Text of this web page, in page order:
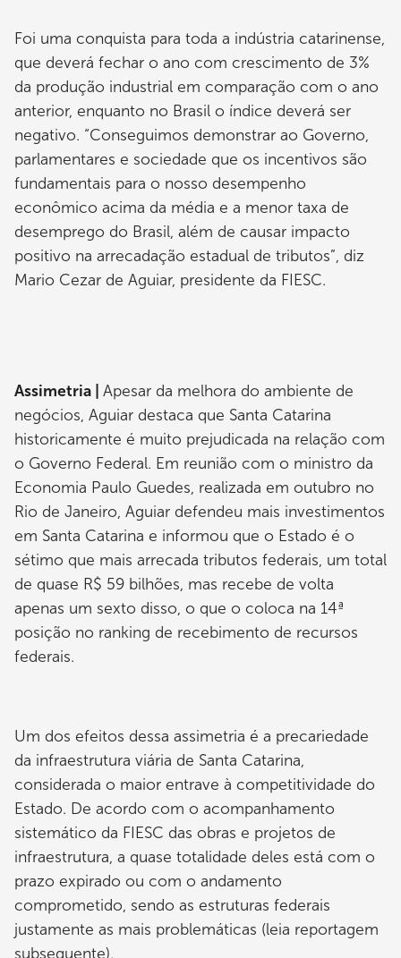
Foi uma conquista para toda a indústria catarinense,
que deverá fechar o ano com crescimento de 3%
da produção industrial em comparação com o ano
anterior, enquanto no Brasil o índice deverá ser
negativo. “Conseguimos demonstrar ao Governo,
parlamentares e sociedade que os incentivos são
fundamentais para o nosso desempenho
econômico acima da média e a menor taxa de
desemprego do Brasil, além de causar impacto
positivo na arrecadação estadual de tributos”, diz
Mario Cezar de Aguiar, presidente da FIESC.
Assimetria | Apesar da melhora do ambiente de
negócios, Aguiar destaca que Santa Catarina
historicamente é muito prejudicada na relação com
o Governo Federal. Em reunião com o ministro da
Economia Paulo Guedes, realizada em outubro no
Rio de Janeiro, Aguiar defendeu mais investimentos
em Santa Catarina e informou que o Estado é o
sétimo que mais arrecada tributos federais, um total
de quase R$ 59 bilhões, mas recebe de volta
apenas um sexto disso, o que o coloca na 14ª
posição no ranking de recebimento de recursos
federais.
Um dos efeitos dessa assimetria é a precariedade
da infraestrutura viária de Santa Catarina,
considerada o maior entrave à competitividade do
Estado. De acordo com o acompanhamento
sistemático da FIESC das obras e projetos de
infraestrutura, a quase totalidade deles está com o
prazo expirado ou com o andamento
comprometido, sendo as estruturas federais
justamente as mais problemáticas (leia reportagem
subsequente).